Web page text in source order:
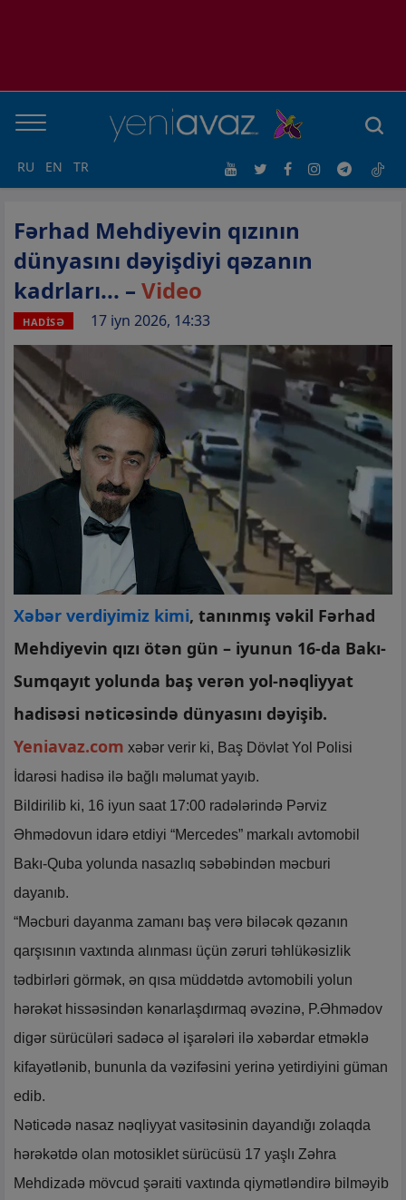
RU EN TR
Fərhad Mehdiyevin qızının
dünyasını dəyişdiyi qəzanın
kadrları... – Video
HADİSƏ 17 iyn 2026, 14:33
Xəbər verdiyimiz kimi, tanınmış vəkil Fərhad
Mehdiyevin qızı ötən gün – iyunun 16-da Bakı-
Sumqayıt yolunda baş verən yol-nəqliyyat
hadisəsi nəticəsində dünyasını dəyişib.
Yeniavaz.com xəbər verir ki, Baş Dövlət Yol Polisi
İdarəsi hadisə ilə bağlı məlumat yayıb.
Bildirilib ki, 16 iyun saat 17:00 radələrində Pərviz
Əhmədovun idarə etdiyi “Mercedes” markalı avtomobil
Bakı-Quba yolunda nasazlıq səbəbindən məcburi
dayanıb.
“Məcburi dayanma zamanı baş verə biləcək qəzanın
qarşısının vaxtında alınması üçün zəruri təhlükəsizlik
tədbirləri görmək, ən qısa müddətdə avtomobili yolun
hərəkət hissəsindən kənarlaşdırmaq əvəzinə, P.Əhmədov
digər sürücüləri sadəcə əl işarələri ilə xəbərdar etməklə
kifayətlənib, bununla da vəzifəsini yerinə yetirdiyini güman
edib.
Nəticədə nasaz nəqliyyat vasitəsinin dayandığı zolaqda
hərəkətdə olan motosiklet sürücüsü 17 yaşlı Zəhra
Mehdizadə mövcud şəraiti vaxtında qiymətləndirə bilməyib